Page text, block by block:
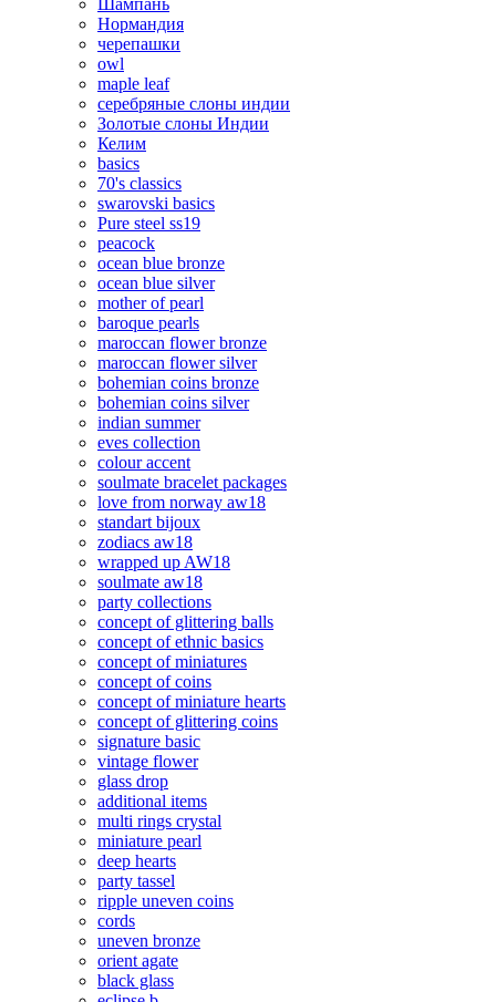
Шампань
Нормандия
черепашки
owl
maple leaf
серебряные слоны индии
Золотые слоны Индии
Келим
basics
70's classics
swarovski basics
Pure steel ss19
peacock
ocean blue bronze
ocean blue silver
mother of pearl
baroque pearls
maroccan flower bronze
maroccan flower silver
bohemian coins bronze
bohemian coins silver
indian summer
eves collection
colour accent
soulmate bracelet packages
love from norway aw18
standart bijoux
zodiacs aw18
wrapped up AW18
soulmate aw18
party collections
concept of glittering balls
concept of ethnic basics
concept of miniatures
concept of coins
concept of miniature hearts
concept of glittering coins
signature basic
vintage flower
glass drop
additional items
multi rings crystal
miniature pearl
deep hearts
party tassel
ripple uneven coins
cords
uneven bronze
orient agate
black glass